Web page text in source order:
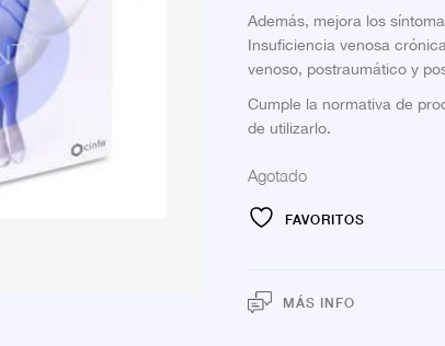
Además, mejora los
Insuficiencia venosa
venoso, postraumático y
Cumple la normativa de
de utilizarlo.
Agotado
FAVORITOS
MÁS INFO